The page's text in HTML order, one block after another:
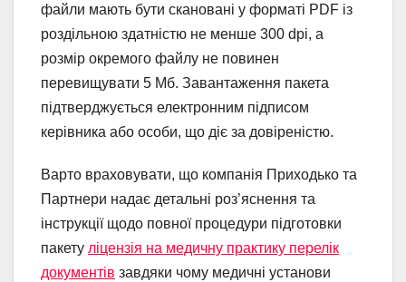
файли мають бути скановані у форматі PDF із
роздільною здатністю не менше 300 dpi, а
розмір окремого файлу не повинен
перевищувати 5 Мб. Завантаження пакета
підтверджується електронним підписом
керівника або особи, що діє за довіреністю.
Варто враховувати, що компанія Приходько та
Партнери надає детальні роз’яснення та
інструкції щодо повної процедури підготовки
пакету ліцензія на медичну практику перелік
документів завдяки чому медичні установи